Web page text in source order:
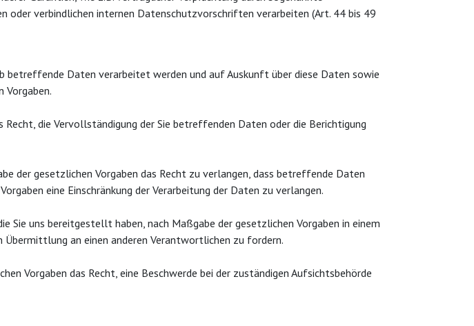
oder verbindlichen internen Datenschutzvorschriften verarbeiten (Art. 44 bis 49
betreffende Daten verarbeitet werden und auf Auskunft über diese Daten sowie
die Vervollständigung der Sie betreffenden Daten oder die Berichtigung
der gesetzlichen Vorgaben das Recht zu verlangen, dass betreffende Daten
eine Einschränkung der Verarbeitung der Daten zu verlangen.
Sie uns bereitgestellt haben, nach Maßgabe der gesetzlichen Vorgaben in einem
an einen anderen Verantwortlichen zu fordern.
Vorgaben das Recht, eine Beschwerde bei der zuständigen Aufsichtsbehörde